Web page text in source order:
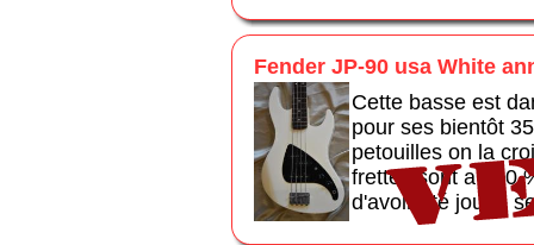
Fender JP-90 usa White
Cette basse est
pour ses bientôt
petouilles on la
frettes sont a 100
d'avoir été jouée